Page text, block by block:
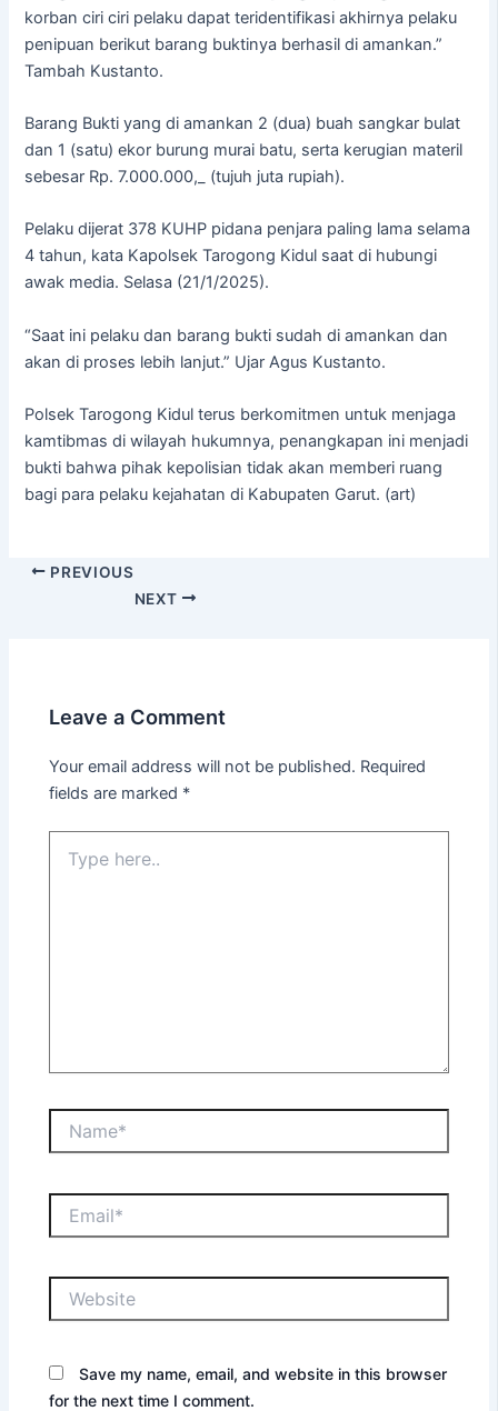
korban ciri ciri pelaku dapat teridentifikasi akhirnya pelaku
penipuan berikut barang buktinya berhasil di amankan.”
Tambah Kustanto.
Barang Bukti yang di amankan 2 (dua) buah sangkar bulat
dan 1 (satu) ekor burung murai batu, serta kerugian materil
sebesar Rp. 7.000.000,_ (tujuh juta rupiah).
Pelaku dijerat 378 KUHP pidana penjara paling lama selama
4 tahun, kata Kapolsek Tarogong Kidul saat di hubungi
awak media. Selasa (21/1/2025).
“Saat ini pelaku dan barang bukti sudah di amankan dan
akan di proses lebih lanjut.” Ujar Agus Kustanto.
Polsek Tarogong Kidul terus berkomitmen untuk menjaga
kamtibmas di wilayah hukumnya, penangkapan ini menjadi
bukti bahwa pihak kepolisian tidak akan memberi ruang
bagi para pelaku kejahatan di Kabupaten Garut. (art)
PREVIOUS
NEXT
Leave a Comment
Your email address will not be published. Required
fields are marked *
here..
Save my name, email, and website in this browser
for the next time I comment.